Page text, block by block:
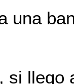
una
si llego